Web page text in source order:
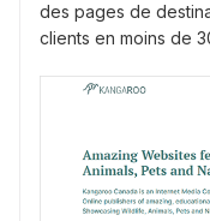
des pages de
clients en moins de